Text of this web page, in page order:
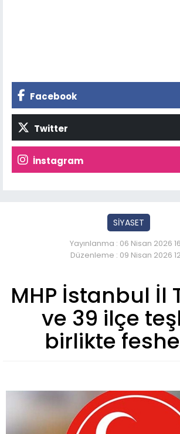
Facebook
Twitter
İnstagram
SİYASET
Yayınlanma : 06 Nisan 2026
Düzenleme : 09 Nisan 2026
MHP İstanbul İl
ve 39 ilçe
birlikte